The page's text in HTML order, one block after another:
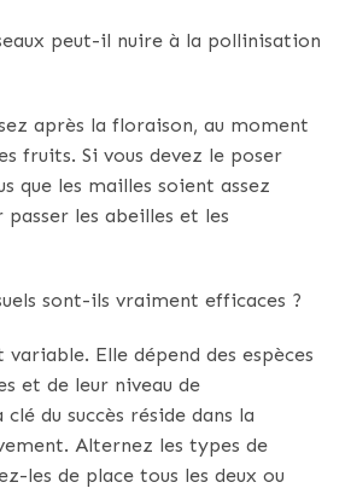
peut-il nuire à la pollinisation
après la floraison, au moment
fruits. Si vous devez le poser
que les mailles soient assez
passer les abeilles et les
sont-ils vraiment efficaces ?
Elle dépend des espèces
et de leur niveau de
du succès réside dans la
Alternez les types de
les de place tous les deux ou